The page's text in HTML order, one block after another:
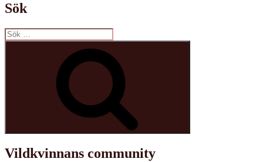
Sök
Sök
efter:
Vildkvinnans community